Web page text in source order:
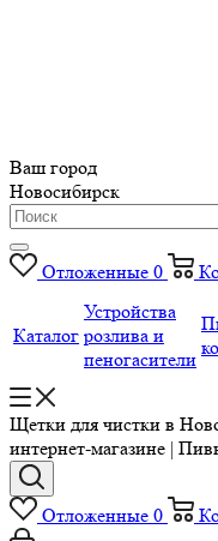
Ваш город
Новосибирск
Отложенные 0
Каталог
Устройства
розлива и
пеногасители
Щетки для чистки в
интернет-магазине |
Отложенные 0